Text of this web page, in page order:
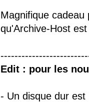
Magnifique
qu'Archive-Host
Edit : pour les
- Un disque dur est